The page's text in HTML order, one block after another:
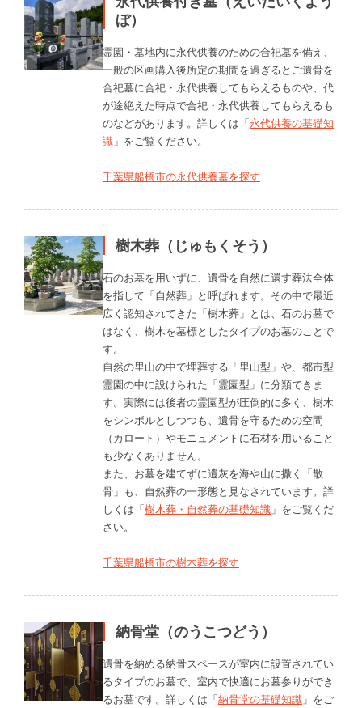
ぼ）
霊園・墓地内に永代供養のための合祀墓を備え、
一般の区画購入後所定の期間を過ぎるとご遺骨を
合祀墓に合祀・永代供養してもらえるものや、代
が途絶えた時点で合祀・永代供養してもらえるも
のなどがあります。詳しくは「永代供養の基礎知
識 」をご覧ください。
千葉県船橋市の永代供養墓を探す
樹木葬（じゅもくそう）
石のお墓を用いずに、遺骨を自然に還す葬法全体
を指して「自然葬」と呼ばれます。その中で最近
広く認知されてきた「樹木葬」とは、石のお墓で
はなく、樹木を墓標としたタイプのお墓のことで
す。
自然の里山の中で埋葬する「里山型」や、都市型
霊園の中に設けられた「霊園型」に分類できま
す。実際には後者の霊園型が圧倒的に多く、樹木
をシンボルとしつつも、遺骨を守るための空間
（カロート）やモニュメントに石材を用いること
も少なくありません。
また、お墓を建てずに遺灰を海や山に撒く「散
骨」も、自然葬の一形態と見なされています。詳
しくは「樹木葬・自然葬の基礎知識 」をご覧くだ
さい。
千葉県船橋市の樹木葬を探す
納骨堂（のうこつどう）
遺骨を納める納骨スペースが室内に設置されてい
るタイプのお墓で、室内で快適にお墓参りができ
るお墓です。詳しくは「納骨堂の基礎知識 」をご